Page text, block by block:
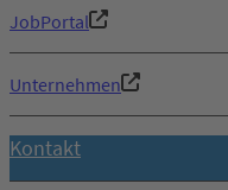
JobPortal
Unternehmen
Kontakt